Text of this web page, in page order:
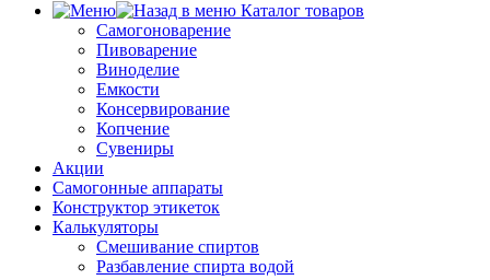
Каталог товаров
Самогоноварение
Пивоварение
Виноделие
Емкости
Консервирование
Копчение
Сувениры
Акции
Самогонные аппараты
Конструктор этикеток
Калькуляторы
Cмешивание спиртов
Разбавление спирта водой